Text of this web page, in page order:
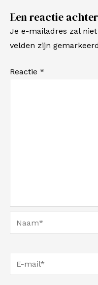
Een reactie
Je e-mailadres zal
velden zijn
Reactie *
mail*